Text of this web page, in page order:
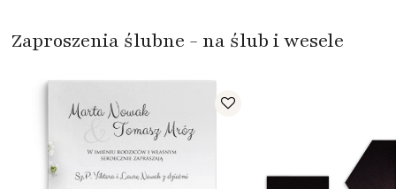
Zaproszenia ślubne - na ślub i wesele